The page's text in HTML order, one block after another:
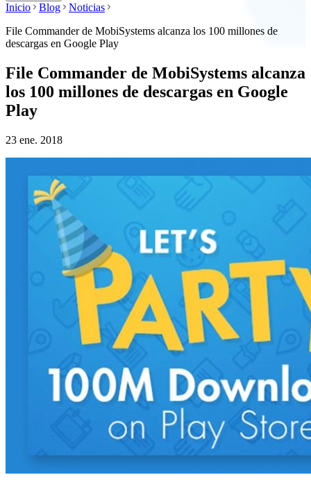
Inicio Blog
Noticias
File Commander de MobiSystems alcanza los 100 millones de
descargas en Google Play
File Commander de MobiSystems alcanza
los 100 millones de descargas en Google
Play
23 ene. 2018